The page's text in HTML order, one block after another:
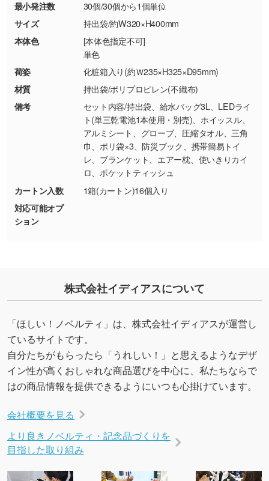
DIC・PANTONEなどのカラーチップの指定や、
現物支給による色指定も承っております。→
しく見る
・背景がある画像からキャラクター部分だけを
シンプルな背景のデータや、使いたいキャラク
ター部分の輪郭がはっきりしているデータは切
り抜き処理が可能です。→詳しく見る
・持っているデータの背景が足りない／塗り足
しの作り方が分からない
印刷したいデータが印刷範囲よりも小さい場
合、シンプルな色・柄の背景であれば拡張が可
能です。→
いたします。配置のご相談にも応じています。
・お客様の元で商品を加工された場合、または
商品が破損した場合
・商品到着後7日以上経過している場合
・お客様のご都合による返品・交換依頼(商
品・色・数量などの注文間違い等)
最小発注数
30個/30個から1個単位
サイズ
持出袋/約W320×H400mm
本体色
[本体色指定不可]
単色
荷姿
化粧箱入り(約Ｗ235×H325×D95mm)
材質
持出袋/ポリプロピレン(不織布)
備考
セット内容/持出袋、給水バッグ3L、LEDライ
ト(単三乾電池1本使用・別売)、ホイッスル、
アルミシート、グローブ、圧縮タオル、三角
巾、ポリ袋×3、防災ブック、携帯簡易トイ
レ、ブランケット、エアー枕、使いきりカイ
ロ、ポケットティッシュ
カートン入数
1箱(カートン)16個入り
対応可能オプ
ション
株式会社イディアスについて
「ほしい！ノベルティ」は、株式会社イディアスが運営し
ているサイトです。
自分たちがもらったら「うれしい！」と思えるようなデザ
イン性が高くおしゃれな商品選びを中心に、私たちならで
はの商品情報を提供できるようにいつも心掛けています。
会社概要を見る
より良きノベルティ・記念品づくりを
目指した取り組み